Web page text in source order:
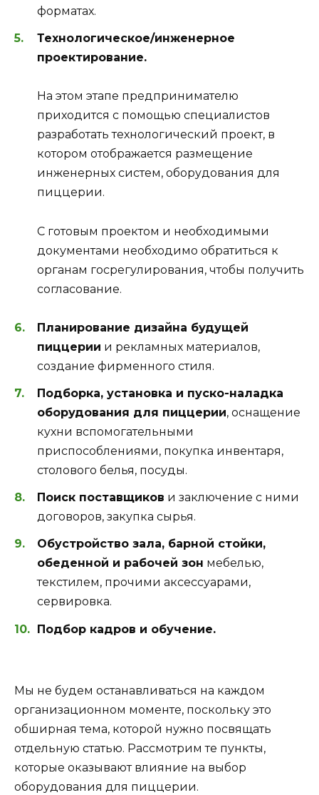
форматах.
Технологическое/инженерное
проектирование.
На этом этапе предпринимателю
приходится с помощью специалистов
разработать технологический проект, в
котором отображается размещение
инженерных систем, оборудования для
пиццерии.
С готовым проектом и необходимыми
документами необходимо обратиться к
органам госрегулирования, чтобы получить
согласование.
Планирование дизайна будущей
пиццерии и рекламных материалов,
создание фирменного стиля.
Подборка, установка и пуско-наладка
оборудования для пиццерии, оснащение
кухни вспомогательными
приспособлениями, покупка инвентаря,
столового белья, посуды.
Поиск поставщиков и заключение с ними
договоров, закупка сырья.
Обустройство зала, барной стойки,
обеденной и рабочей зон мебелью,
текстилем, прочими аксессуарами,
сервировка.
Подбор кадров и обучение.
Мы не будем останавливаться на каждом
организационном моменте, поскольку это
обширная тема, которой нужно посвящать
отдельную статью. Рассмотрим те пункты,
которые оказывают влияние на выбор
оборудования для пиццерии.